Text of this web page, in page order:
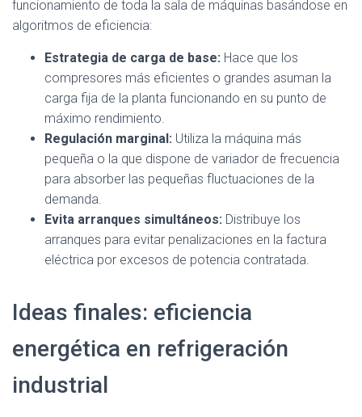
funcionamiento de toda la sala de máquinas basándose en
algoritmos de eficiencia:
Estrategia de carga de base: Hace que los
compresores más eficientes o grandes asuman la
carga fija de la planta funcionando en su punto de
máximo rendimiento.
Regulación marginal: Utiliza la máquina más
pequeña o la que dispone de variador de frecuencia
para absorber las pequeñas fluctuaciones de la
demanda.
Evita arranques simultáneos: Distribuye los
arranques para evitar penalizaciones en la factura
eléctrica por excesos de potencia contratada.
Ideas finales: eficiencia
energética en refrigeración
industrial